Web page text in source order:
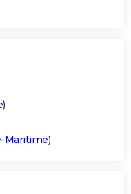
)
Maritime)